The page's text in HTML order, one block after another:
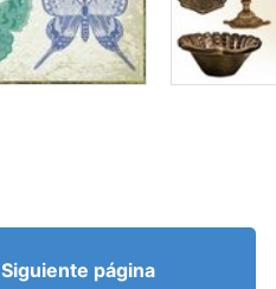
Siguiente página